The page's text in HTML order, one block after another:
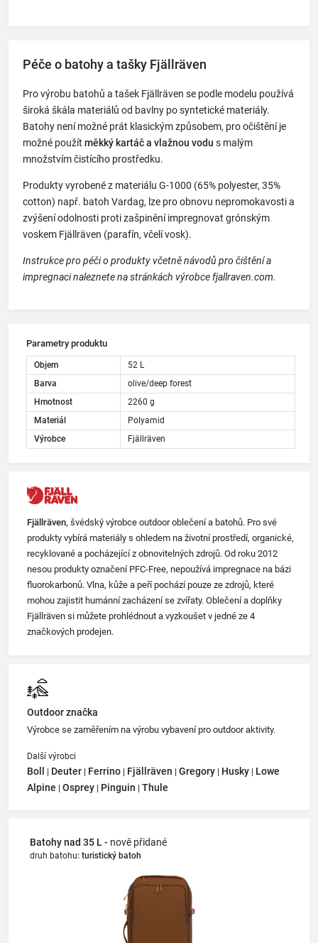
Péče o batohy a tašky Fjällräven
Pro výrobu batohů a tašek Fjällräven se podle modelu používá
široká škála materiálů od bavlny po syntetické materiály.
Batohy není možné prát klasickým způsobem, pro očištění je
možné použít měkký kartáč a vlažnou vodu s malým
množstvím čistícího prostředku.
Produkty vyrobené z materiálu G-1000 (65% polyester, 35%
cotton) např. batoh Vardag, lze pro obnovu nepromokavosti a
zvýšení odolnosti proti zašpinění impregnovat grónským
voskem Fjällräven (parafín, včelí vosk).
Instrukce pro péči o produkty včetně návodů pro čištění a
impregnaci naleznete na stránkách výrobce fjallraven.com.
Parametry produktu
Objem
52 L
Barva
olive/deep forest
Hmotnost
2260 g
Materiál
Polyamid
Výrobce
Fjällräven
Fjällräven, švédský výrobce outdoor oblečení a batohů. Pro své
produkty vybírá materiály s ohledem na životní prostředí, organické,
recyklované a pocházející z obnovitelných zdrojů. Od roku 2012
nesou produkty označení PFC-Free, nepoužívá impregnace na bázi
fluorokarbonů. Vlna, kůže a peří pochází pouze ze zdrojů, které
mohou zajistit humánní zacházení se zvířaty. Oblečení a doplňky
Fjällräven si můžete prohlédnout a vyzkoušet v jedné ze 4
značkových prodejen.
Outdoor značka
Výrobce se zaměřením na výrobu vybavení pro outdoor aktivity.
Další výrobci
Boll | Deuter | Ferrino | Fjällräven | Gregory | Husky | Lowe
Alpine | Osprey | Pinguin | Thule
Batohy nad 35 L - nově přidané
druh batohu: turistický batoh